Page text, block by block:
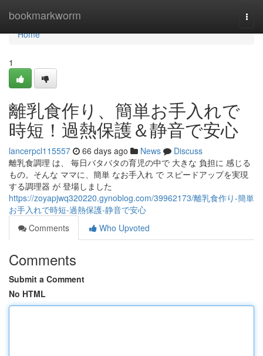
bookmarkworm
Home
Home
1
離乳食作り、簡単お手入れで
時短！過熱保護＆静音で安心
lancerpcl115557 66 days ago News
Discuss
離乳食調理 は、 毎日バタバタの育児の中で 大きな 負担に 感じる
もの。そんな ママに、簡単 なお手入れ で スピードアップを実現
する調理器 が 登場しました
https://zoyapjwq320220.gynoblog.com/39962173/離乳食作り-簡単
お手入れで時短-過熱保護-静音で安心
Comments
Who Upvoted
Comments
Submit a Comment
No HTML